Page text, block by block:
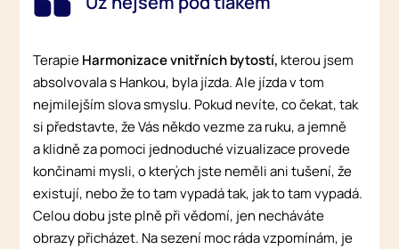
TerapieHarmonizace vnitřních bytostí, kterou jsem
absolvovala s Hankou, byla jízda. Ale jízda v tom
nejmilejším slova smyslu. Pokud nevíte, co čekat, tak
si představte, že Vás někdo vezme za ruku, a jemně
a klidně za pomoci jednoduché vizualizace provede
končinami mysli, o kterých jste neměli ani tušení, že
existují, nebo že to tam vypadá tak, jak to tam vypadá.
Celou dobu jste plně při vědomí, jen necháváte
obrazy přicházet. Na sezení moc ráda vzpomínám, je